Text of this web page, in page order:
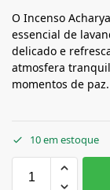
O Incenso
essencial de
delicado e
atmosfera
momentos de paz.
10 em estoque